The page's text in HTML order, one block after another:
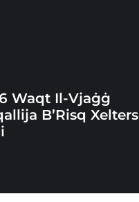
Waqt Il-Vjaġġ
B’Risq Xelters